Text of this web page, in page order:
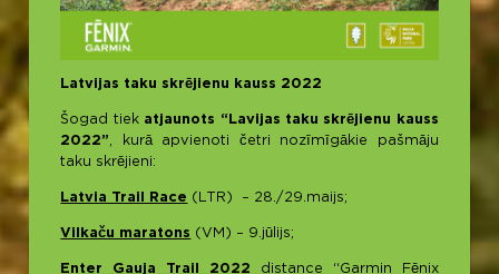
Latvijas taku skrējienu kauss 2022
Šogad tiek atjaunots “Lavijas taku skrējienu kauss
2022”
, kurā apvienoti četri nozīmīgākie pašmāju
taku skrējieni:
Latvia Trail Race (LTR) – 28./29.maijs;
Vilkaču maratons (VM) – 9.jūlijs;
Enter Gauja Trail 2022
distance “Garmin Fēnix